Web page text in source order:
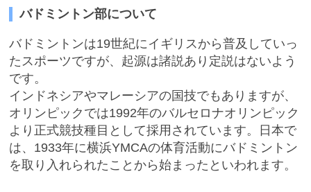
最近見た学校
学校閲覧履歴はありません
ブックマークした学校
ブックマークした学校はありません
バドミントン部について
バドミントンは19世紀にイギリスから普及していっ
たスポーツですが、起源は諸説あり定説はないよう
です。
インドネシアやマレーシアの国技でもありますが、
オリンピックでは1992年のバルセロナオリンピック
より正式競技種目として採用されています。日本で
は、1933年に横浜YMCAの体育活動にバドミントン
を取り入れられたことから始まったといわれます。